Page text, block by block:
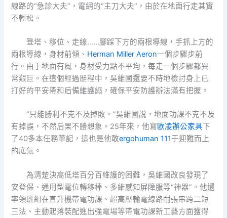
線路的“急診大夫”，電網的“主刀大夫”，由於在地面行走其實
不輕松。
登塔、移位、走線……腳踩下方的兩根導線，手抓上方的
兩根導線，身材前傾、 Herman Miller Aeron一個步驟步前
行。由于地面有風，身材受力點不平均，每走一個步驟都異
常艱巨。在這個經過歷程中，吳維國還要不時地檢討身上已
打好的平安帶和后備維護繩，確保平安防護辦法滿有把握。
“只能勝利不克不及掉敗。”吳維國說，地面功課不克不及
有掉誤，不然后果不勝想象。25年來，他寫歐凌辦公家具 下
了40多本任務筆記，這也是他敢ergohuman 111于迎難而上
的底氣。
為清楚決高低塔百分百維護的困難，吳維國改良發現了
安登保、通用型電位轉移棒、多維感知屏障服等“神器”。他還
率領班組在直升機帶電功課、超高壓輸電線路耐張串跨二短
三法、主動起落裝配進出強電場等帶電功課新工藝方面獲得